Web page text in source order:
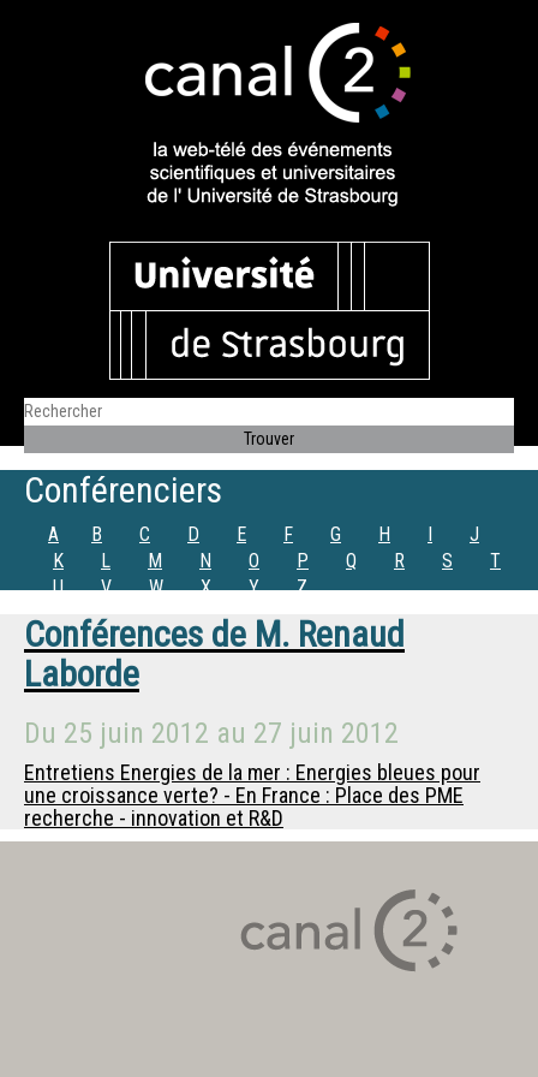
Conférenciers
A B C D E F G H I
J
K
L M N O P Q R S
T
U
V W X Y Z
Conférences de M. Renaud
Laborde
Du 25 juin 2012 au 27 juin 2012
Entretiens Energies de la mer : Energies bleues pour
une croissance verte? - En France : Place des PME
recherche - innovation et R&D